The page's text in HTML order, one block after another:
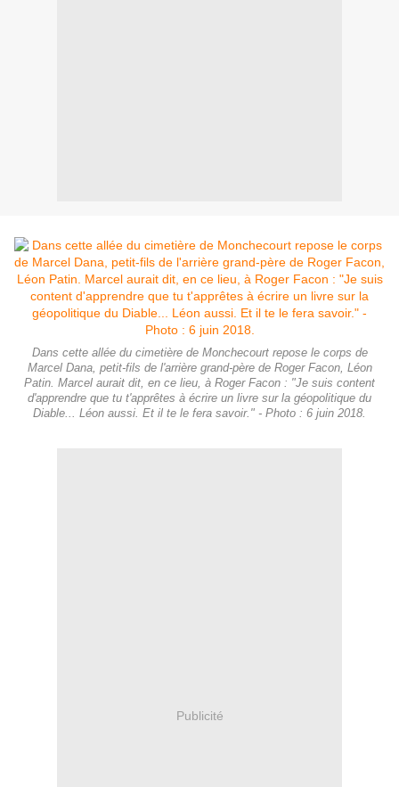
Dans cette allée du cimetière de Monchecourt repose le corps de
Marcel Dana, petit-fils de l'arrière grand-père de Roger Facon, Léon
Patin. Marcel aurait dit, en ce lieu, à Roger Facon : "Je suis content
d'apprendre que tu t'apprêtes à écrire un livre sur la géopolitique du
Diable... Léon aussi. Et il te le fera savoir." - Photo : 6 juin 2018.
Publicité